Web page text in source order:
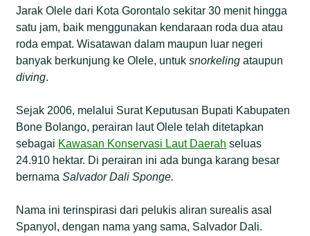
Jarak Olele dari Kota Gorontalo sekitar 30 menit hingga
satu jam, baik menggunakan kendaraan roda dua atau
roda empat. Wisatawan dalam maupun luar negeri
banyak berkunjung ke Olele, untuksnorkeling ataupun
diving.
Sejak 2006, melalui Surat Keputusan Bupati Kabupaten
Bone Bolango, perairan laut Olele telah ditetapkan
sebagai Kawasan Konservasi Laut Daerah seluas
24.910 hektar. Di perairan ini ada bunga karang besar
bernamaSalvador Dali Sponge.
Nama ini terinspirasi dari pelukis aliran surealis asal
Spanyol, dengan nama yang sama, Salvador Dali.